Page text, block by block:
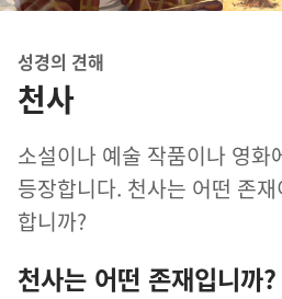
성경의 견해
천사
소설이나 예술 작품이나 영화
등장합니다. 천사는 어떤 존
합니까?
천사는 어떤 존재입니까?